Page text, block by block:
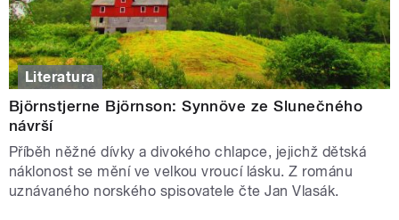
Literatura
Björnstjerne Björnson: Synnöve ze Slunečného
návrší
Příběh něžné dívky a divokého chlapce, jejichž dětská
náklonost se mění ve velkou vroucí lásku. Z románu
uznávaného norského spisovatele čte Jan Vlasák.